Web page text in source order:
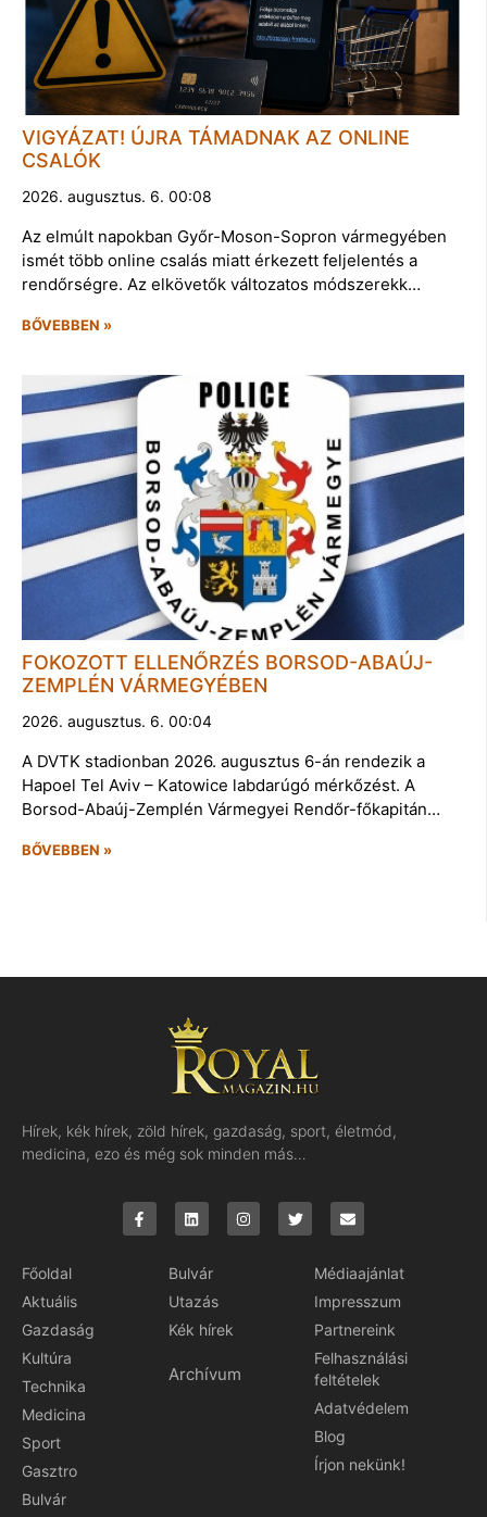
VIGYÁZAT! ÚJRA TÁMADNAK AZ ONLINE
CSALÓK
2026. augusztus. 6. 00:08
Az elmúlt napokban Győr-Moson-Sopron vármegyében
ismét több online csalás miatt érkezett feljelentés a
rendőrségre. Az elkövetők változatos módszerekk…
BŐVEBBEN »
FOKOZOTT ELLENŐRZÉS BORSOD-ABAÚJ-
ZEMPLÉN VÁRMEGYÉBEN
2026. augusztus. 6. 00:04
A DVTK stadionban 2026. augusztus 6-án rendezik a
Hapoel Tel Aviv – Katowice labdarúgó mérkőzést. A
Borsod-Abaúj-Zemplén Vármegyei Rendőr-főkapitán…
BŐVEBBEN »
Hírek, kék hírek, zöld hírek, gazdaság, sport, életmód,
medicina, ezo és még sok minden más…
Főoldal
Aktuális
Gazdaság
Kultúra
Technika
Medicina
Sport
Gasztro
Bulvár
Bulvár
Utazás
Kék hírek
Archívum
Médiaajánlat
Impresszum
Partnereink
Felhasználási
feltételek
Adatvédelem
Blog
Írjon nekünk!